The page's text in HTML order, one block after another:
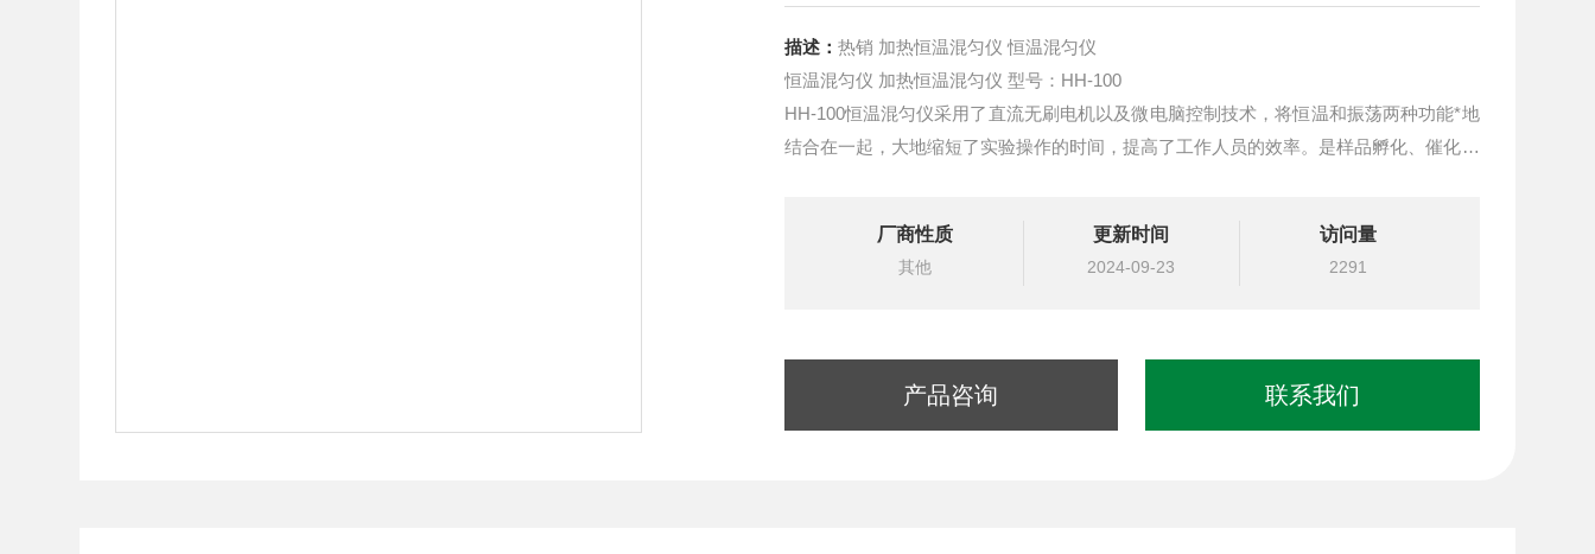
描述： 热销 加热恒温混匀仪 恒温混匀仪
恒温混匀仪 加热恒温混匀仪 型号：HH-100
HH-100恒温混匀仪采用了直流无刷电机以及微电脑控制技术，将恒温和振荡两种功能*地
结合在一起，大地缩短了实验操作的时间，提高了工作人员的效率。是样品孵化、催化、
厂商性质
其他
更新时间
2024-09-23
访问量
2291
产品咨询 联系我们